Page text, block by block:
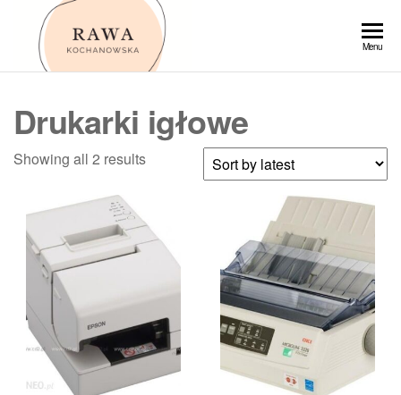
Przejdź
Menu
Drukarki igłowe
Showing all 2 results